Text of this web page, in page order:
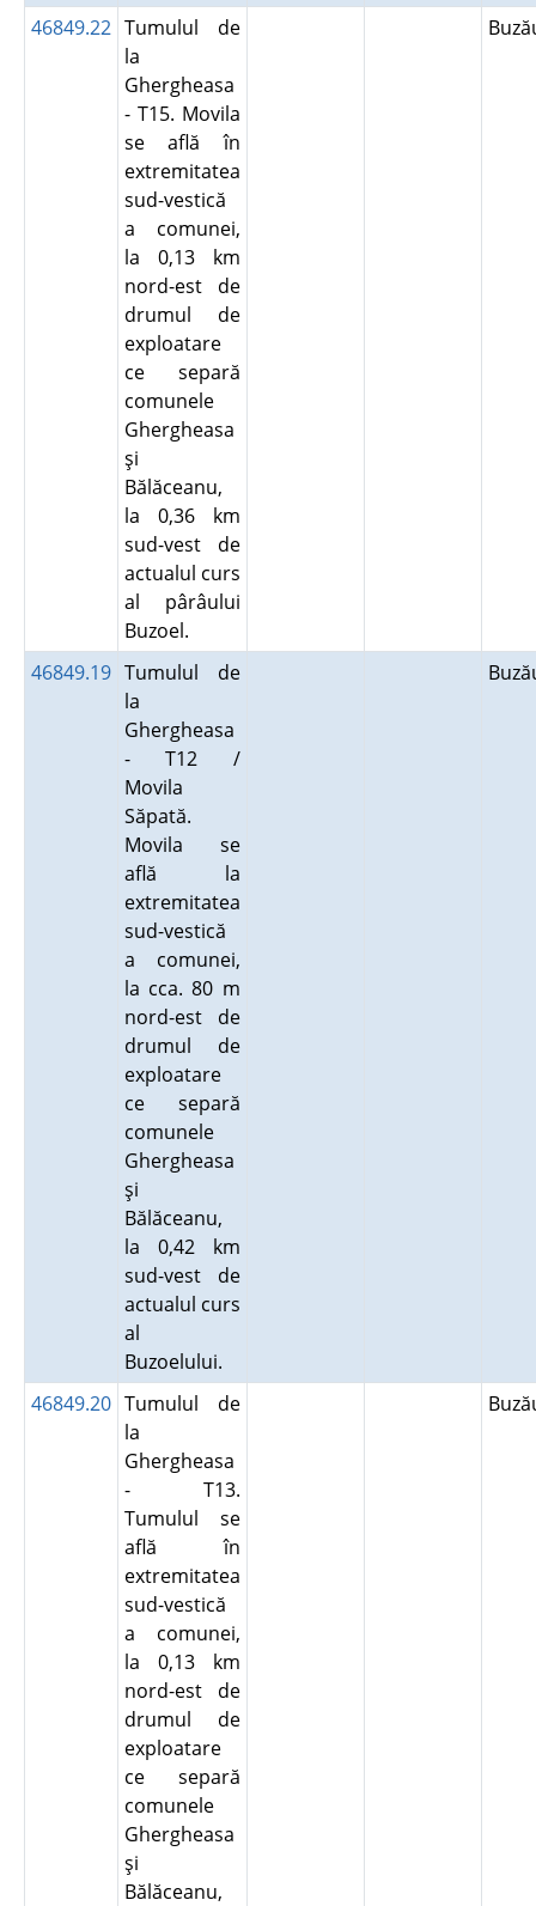
46849.22 Tumulul de
la
Ghergheasa
- T15. Movila
se află în
extremitatea
sud-vestică
a comunei,
la 0,13 km
nord-est de
drumul de
exploatare
ce separă
comunele
Ghergheasa
şi
Bălăceanu,
la 0,36 km
sud-vest de
actualul curs
al pârâului
Buzoel.
46849.19 Tumulul de
la
Ghergheasa
- T12 /
Movila
Săpată.
Movila se
află la
extremitatea
sud-vestică
a comunei,
la cca. 80 m
nord-est de
drumul de
exploatare
ce separă
comunele
Ghergheasa
şi
Bălăceanu,
la 0,42 km
sud-vest de
actualul curs
al
Buzoelului.
46849.20 Tumulul de
la
Ghergheasa
- T13.
Tumulul se
află în
extremitatea
sud-vestică
a comunei,
la 0,13 km
nord-est de
drumul de
exploatare
ce separă
comunele
Ghergheasa
şi
Bălăceanu,